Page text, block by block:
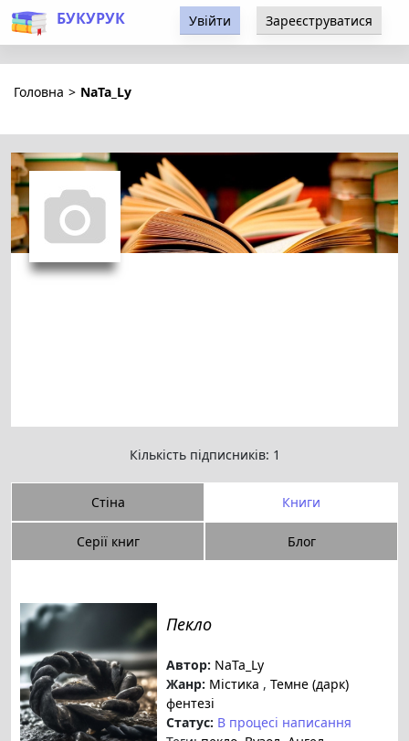
БУКУРУК Увійти Зареєструватися
Головна > NaTa_Ly
Кількість підписників: 1
Стіна Книги
Серії книг Блог
Пекло
Автор: NaTa_Ly
Жанр: Містика , Темне (дарк)
фентезі
Статус: В процесі написання